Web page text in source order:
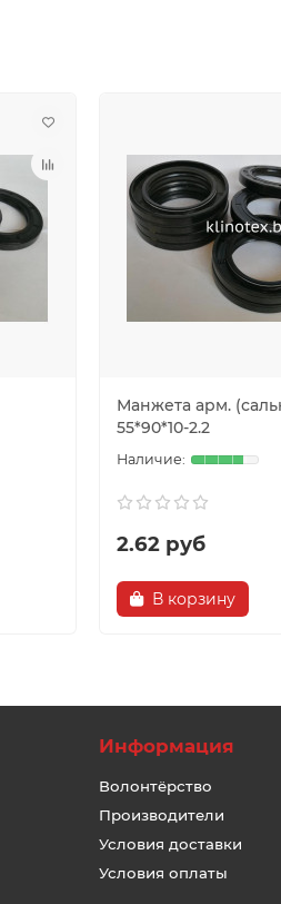
Манжета арм.
55*90*10-2.2
2.62 руб
В корзину
Информация
Волонтёрство
Производители
Условия доставки
Условия оплаты